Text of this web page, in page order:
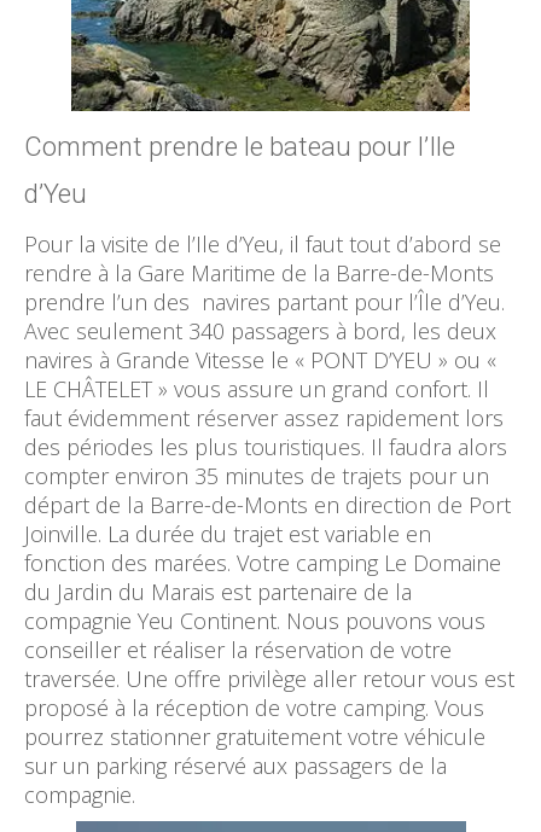
Comment prendre le bateau pour l’Ile
d’Yeu
Pour la visite de l’Ile d’Yeu, il faut tout d’abord se
rendre à la Gare Maritime de la Barre-de-Monts
prendre l’un des navires partant pour l’Île d’Yeu.
Avec seulement 340 passagers à bord, les deux
navires à Grande Vitesse le « PONT D’YEU » ou «
LE CHÂTELET » vous assure un grand confort. Il
faut évidemment réserver assez rapidement lors
des périodes les plus touristiques. Il faudra alors
compter environ 35 minutes de trajets pour un
départ de la Barre-de-Monts en direction de Port
Joinville. La durée du trajet est variable en
fonction des marées. Votre camping Le Domaine
du Jardin du Marais est partenaire de la
compagnie Yeu Continent. Nous pouvons vous
conseiller et réaliser la réservation de votre
traversée. Une offre privilège aller retour vous est
proposé à la réception de votre camping. Vous
pourrez stationner gratuitement votre véhicule
sur un parking réservé aux passagers de la
compagnie.